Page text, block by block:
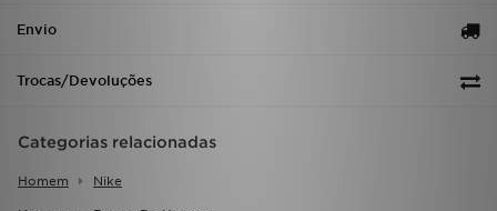
Envio
Trocas/Devoluções
Categorias relacionadas
Homem Nike